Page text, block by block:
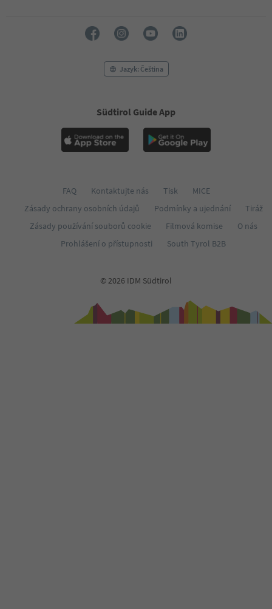
Jazyk: Čeština
Südtirol Guide App
FAQ Kontaktujte nás Tisk
MICE
Zásady ochrany osobních údajů
Podmínky a ujednání
Tiráž
Zásady používání souborů cookie
Filmová komise
O nás
Prohlášení o přístupnosti
South Tyrol B2B
© 2026 IDM Südtirol